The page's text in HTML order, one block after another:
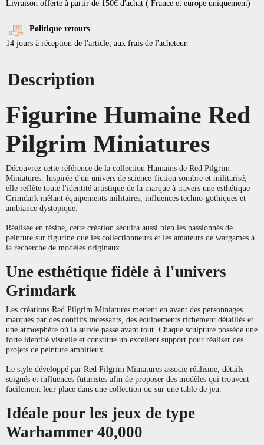
Livraison offerte à partir de 150€ d'achat ( France et europe uniquement)
Politique retours
14 jours à réception de l'article, aux frais de l'acheteur.
Description
Figurine Humaine Red
Pilgrim Miniatures
Découvrez cette référence de la collection Humains de Red Pilgrim
Miniatures. Inspirée d'un univers de science-fiction sombre et militarisé,
elle reflète toute l'identité artistique de la marque à travers une esthétique
Grimdark mêlant équipements militaires, influences techno-gothiques et
ambiance dystopique.
Réalisée en résine, cette création séduira aussi bien les passionnés de
peinture sur figurine que les collectionneurs et les amateurs de wargames à
la recherche de modèles originaux.
Une esthétique fidèle à l'univers
Grimdark
Les créations Red Pilgrim Miniatures mettent en avant des personnages
marqués par des conflits incessants, des équipements richement détaillés et
une atmosphère où la survie passe avant tout. Chaque sculpture possède une
forte identité visuelle et constitue un excellent support pour réaliser des
projets de peinture ambitieux.
Le style développé par Red Pilgrim Miniatures associe réalisme, détails
soignés et influences futuristes afin de proposer des modèles qui trouvent
facilement leur place dans une collection ou sur une table de jeu.
Idéale pour les jeux de type
Warhammer 40,000